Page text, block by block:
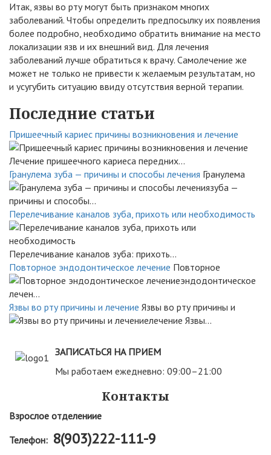
Итак, язвы во рту могут быть признаком многих
заболеваний. Чтобы определить предпосылку их появления
более подробно, необходимо обратить внимание на место
локализации язв и их внешний вид. Для лечения
заболеваний лучше обратиться к врачу. Самолечение же
может не только не привести к желаемым результатам, но
и усугубить ситуацию ввиду отсутствия верной терапии.
Последние статьи
Пришеечный кариес причины возникновения и лечение
Лечение пришеечного кариеса передних...
Гранулема зуба — причины и способы лечения Гранулема
зуба —
причины и способы...
Перелечивание каналов зуба, прихоть или необходимость
Перелечивание каналов зуба: прихоть...
Повторное эндодонтическое лечение Повторное
эндодонтическое
лечен...
Язвы во рту причины и лечение Язвы во рту причины и
лечение Язвы...
ЗАПИСАТЬСЯ НА ПРИЕМ
Мы работаем ежедневно: 09:00–21:00
Контакты
Взрослое отделениие
Телефон: 8(903)222-111-9